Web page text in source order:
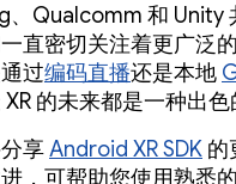
、Qualcomm 和 Unity
直密切关注着更广泛
过编码直播还是本地
的未来都是一种出
享Android XR SDK 的
，可帮助您使用熟悉